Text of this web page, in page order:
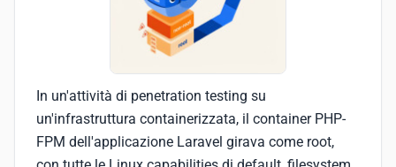
In un'attività di penetration testing su
un'infrastruttura containerizzata, il container PHP-
FPM dell'applicazione Laravel girava come root,